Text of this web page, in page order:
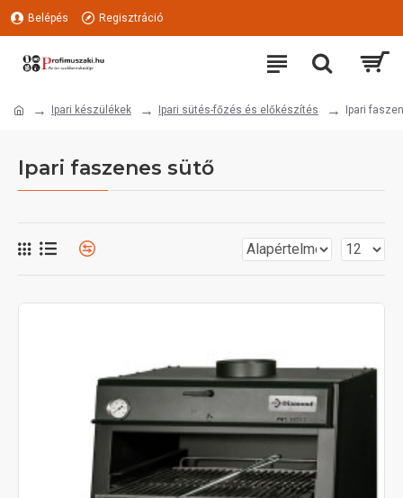
Belépés Regisztráció
Ipari készülékek Ipari sütés-főzés és előkészítés Ipari
Ipari faszenes sütő